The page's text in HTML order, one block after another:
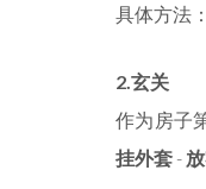
具体方法
2.玄关
作为房子
挂外套 -